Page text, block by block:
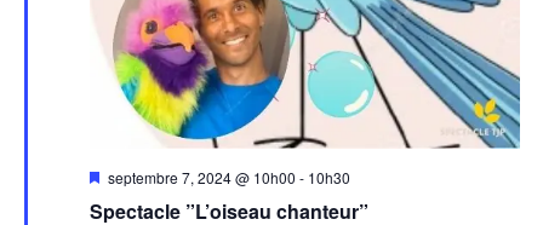
Spectacle ”L’oiseau chanteur”
Mis
avant
septembre 7, 2024 @ 10h00 - 10h30